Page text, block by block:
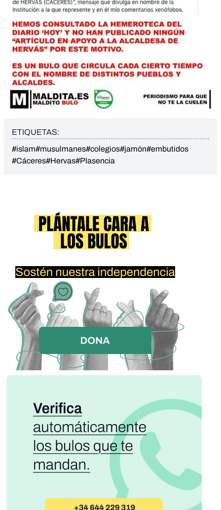
ETIQUETAS:
#islam#musulmanes#colegios#jamón#embutidos
#Cáceres#Hervas#Plasencia